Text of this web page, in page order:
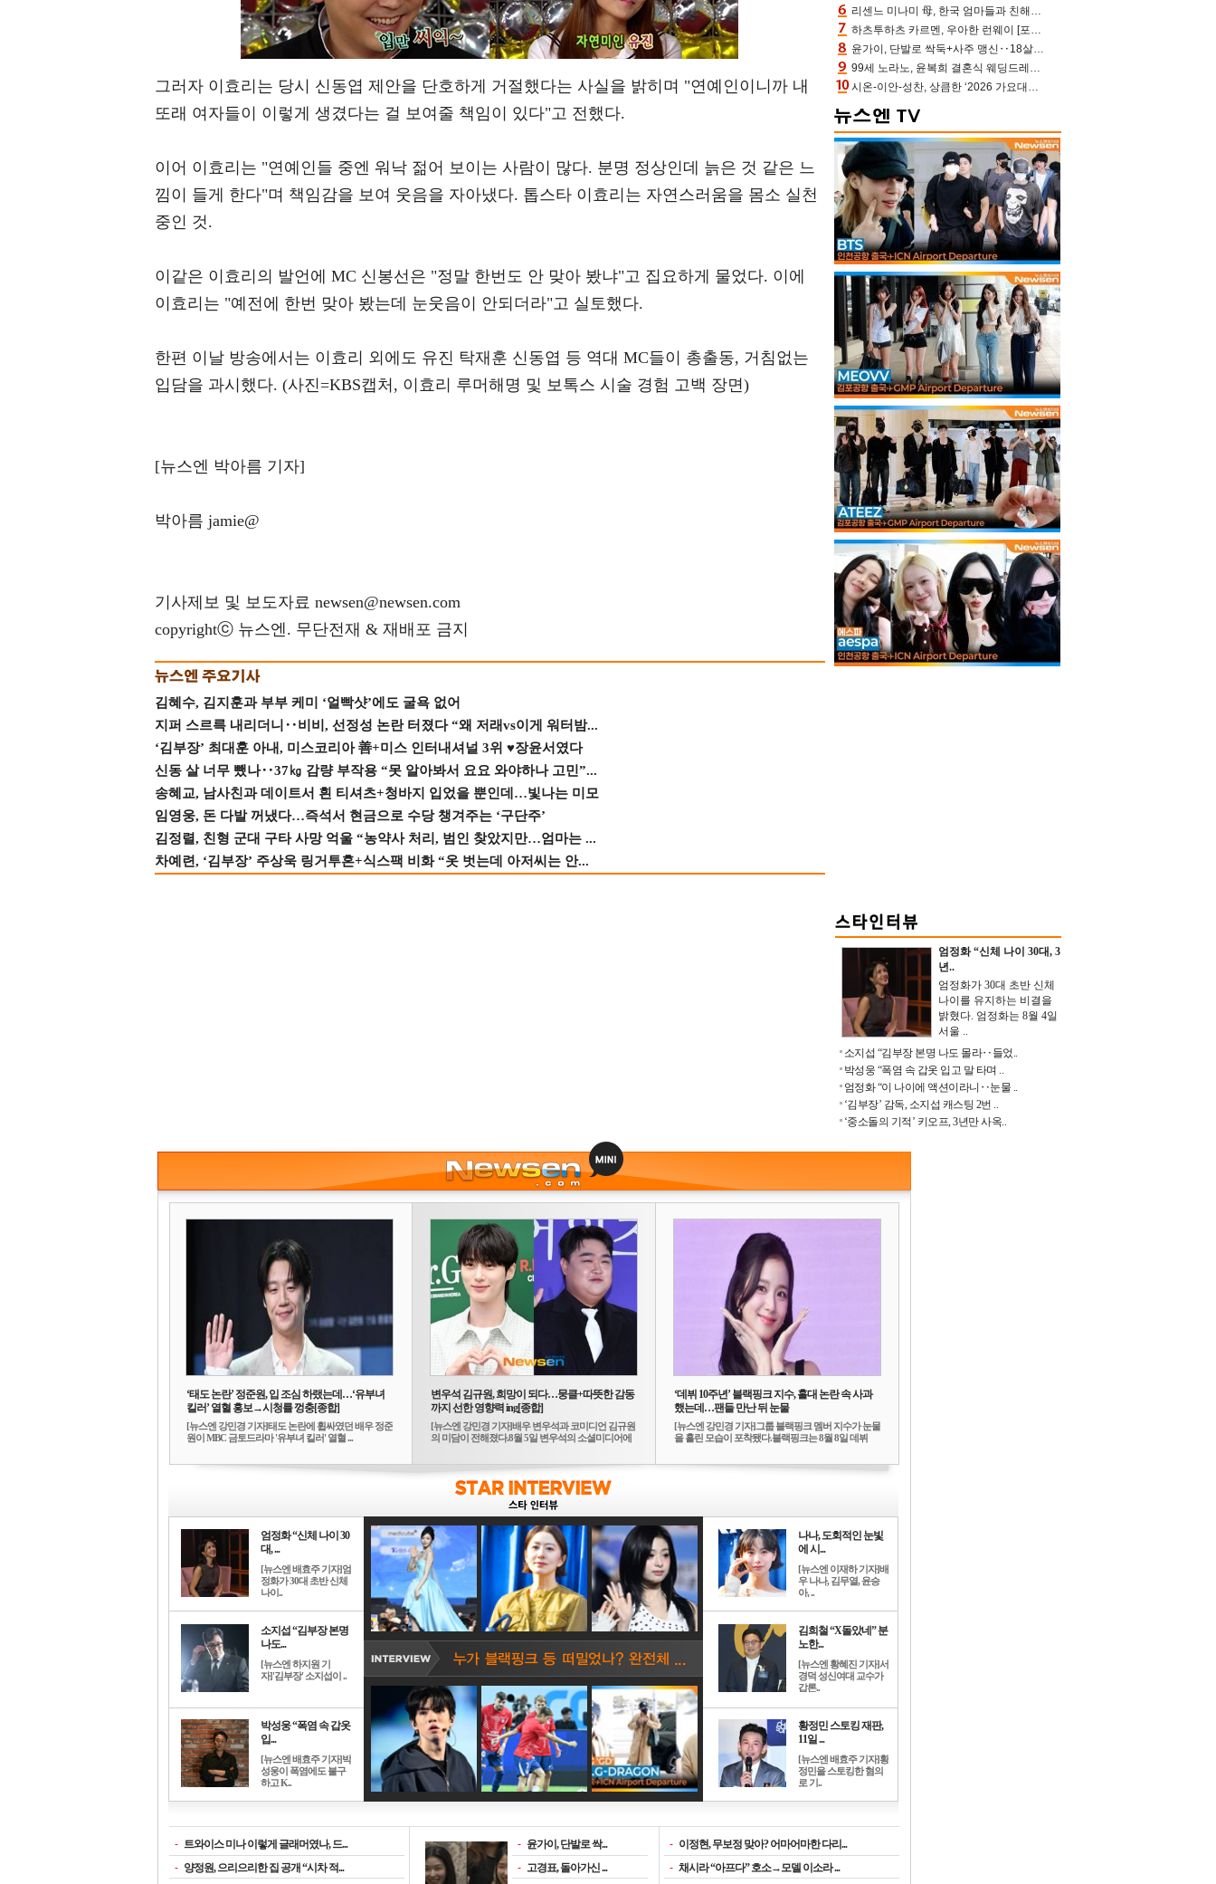
그러자 이효리는 당시 신동엽 제안을 단호하게 거절했다는 사실을 밝히며 "연예인이니까 내
또래 여자들이 이렇게 생겼다는 걸 보여줄 책임이 있다"고 전했다.
이어 이효리는 "연예인들 중엔 워낙 젊어 보이는 사람이 많다. 분명 정상인데 늙은 것 같은 느
낌이 들게 한다"며 책임감을 보여 웃음을 자아냈다. 톱스타 이효리는 자연스러움을 몸소 실천
중인 것.
이같은 이효리의 발언에 MC 신봉선은 "정말 한번도 안 맞아 봤냐"고 집요하게 물었다. 이에
이효리는 "예전에 한번 맞아 봤는데 눈웃음이 안되더라"고 실토했다.
한편 이날 방송에서는 이효리 외에도 유진 탁재훈 신동엽 등 역대 MC들이 총출동, 거침없는
입담을 과시했다. (사진=KBS캡처, 이효리 루머해명 및 보톡스 시술 경험 고백 장면)
[뉴스엔 박아름 기자]
박아름 jamie@
기사제보 및 보도자료 newsen@newsen.com
copyrightⓒ 뉴스엔. 무단전재 & 재배포 금지
김혜수, 김지훈과 부부 케미 ‘얼빡샷’에도 굴욕 없어
지퍼 스르륵 내리더니‥비비, 선정성 논란 터졌다 “왜 저래vs이게 워터밤...
‘김부장’ 최대훈 아내, 미스코리아 善+미스 인터내셔널 3위 ♥장윤서였다
신동 살 너무 뺐나‥37㎏ 감량 부작용 “못 알아봐서 요요 와야하나 고민”...
송혜교, 남사친과 데이트서 흰 티셔츠+청바지 입었을 뿐인데…빛나는 미모
임영웅, 돈 다발 꺼냈다…즉석서 현금으로 수당 챙겨주는 ‘구단주’
김정렬, 친형 군대 구타 사망 억울 “농약사 처리, 범인 찾았지만…엄마는 ...
차예련, ‘김부장’ 주상욱 링거투혼+식스팩 비화 “옷 벗는데 아저씨는 안...
리센느 미나미 母, 한국 엄마들과 친해진 비결=BTS “최애 정국 얘기로 통해”(전참시)
하츠투하츠 카르멘, 우아한 런웨이 [포토엔HD]
윤가이, 단발로 싹둑+사주 맹신‥18살 연상 ♥장기하 반한 엉뚱·열정 매력(전참시)
99세 노라노, 윤복희 결혼식 웨딩드레스 제작자였다…극찬 세례
시온-이안-성찬, 상큼한 ‘2026 가요대전 썸머’ MC [포토엔HD]
엄정화 “신체 나이 30대, 3
년..
엄정화가 30대 초반 신체
나이를 유지하는 비결을
밝혔다. 엄정화는 8월 4일
서울 ..
소지섭 “김부장 본명 나도 몰라‥들었..
박성웅 “폭염 속 갑옷 입고 말 타며 ..
엄정화 “이 나이에 액션이라니‥눈물 ..
‘김부장’ 감독, 소지섭 캐스팅 2번 ..
‘중소돌의 기적’ 키오프, 3년만 사옥..
‘태도 논란’ 정준원, 입 조심 하랬는데…‘유부녀
킬러’ 열혈 홍보→시청률 껑충[종합]
[뉴스엔 강민경 기자]태도 논란에 휩싸였던 배우 정준
원이 MBC 금토드라마 '유부녀 킬러' 열혈 ...
변우석 김규원, 희망이 되다…뭉클+따뜻한 감동
까지 선한 영향력 ing[종합]
[뉴스엔 강민경 기자]배우 변우석과 코미디언 김규원
의 미담이 전해졌다.8월 5일 변우석의 소셜미디어에
‘데뷔 10주년’ 블랙핑크 지수, 홀대 논란 속 사과
했는데…팬들 만난 뒤 눈물
[뉴스엔 강민경 기자]그룹 블랙핑크 멤버 지수가 눈물
을 흘린 모습이 포착됐다.블랙핑크는 8월 8일 데뷔
엄정화 “신체 나이 30
대, ...
[뉴스엔 배효주 기자]엄
정화가 30대 초반 신체
나이..
소지섭 “김부장 본명
나도...
[뉴스엔 하지원 기
자]'김부장' 소지섭이 ..
박성웅 “폭염 속 갑옷
입...
[뉴스엔 배효주 기자]박
성웅이 폭염에도 불구
하고 K..
나나, 도회적인 눈빛
에 시...
[뉴스엔 이재하 기자]배
우 나나, 김무열, 윤승
아, ..
김희철 “X돌았네” 분
노한...
[뉴스엔 황혜진 기자]서
경덕 성신여대 교수가
갑론..
황정민 스토킹 재판,
11일 ...
[뉴스엔 배효주 기자]황
정민을 스토킹한 혐의
로 기..
- 트와이스 미나 이렇게 글래머였나, 드...
- 양정원, 으리으리한 집 공개 “시차 적...
- 윤가이, 단발로 싹...
- 고경표, 돌아가신 ...
- 이정현, 무보정 맞아? 어마어마한 다리...
- 채시라 “아프다” 호소→모델 이소라 ...